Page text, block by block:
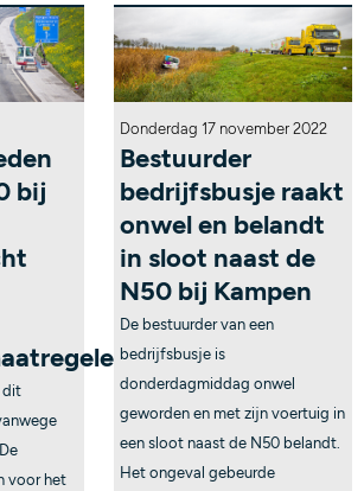
bij
dit
voor het
Donderdag 17 november 2022
Bestuurder
bedrijfsbusje raakt
onwel en belandt
in sloot naast de
N50 bij Kampen
De bestuurder van een
bedrijfsbusje is
donderdagmiddag onwel
geworden en met zijn voertuig in
een sloot naast de N50 belandt.
Het ongeval gebeurde